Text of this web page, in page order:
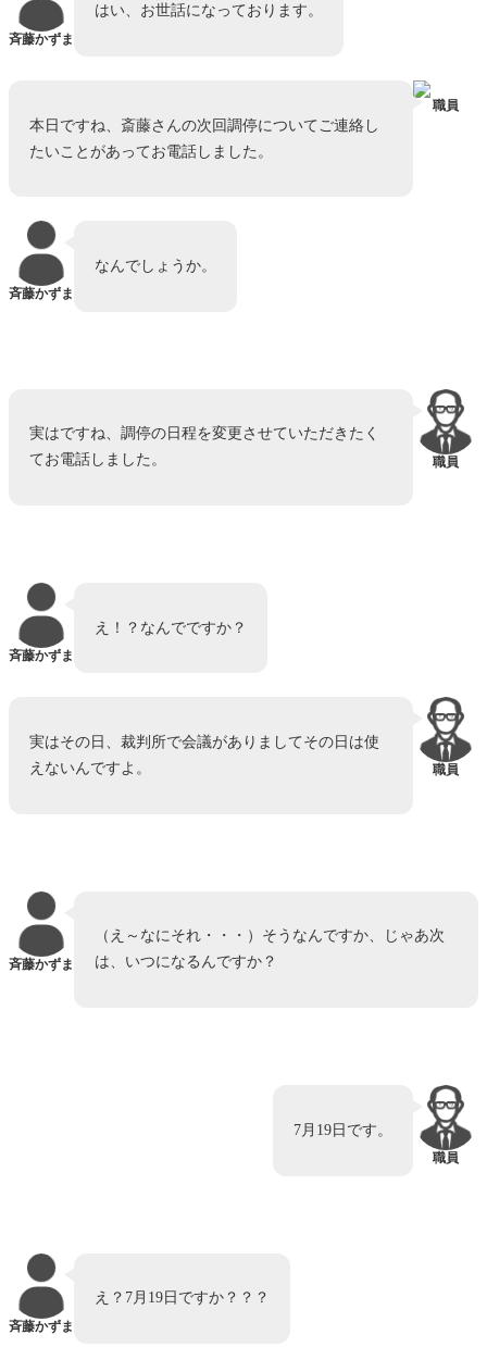
斉藤かずま
はい、お世話になっております。
職員
本日ですね、斎藤さんの次回調停についてご連絡し
たいことがあってお電話しました。
斉藤かずま
なんでしょうか。
職員
実はですね、調停の日程を変更させていただきたく
てお電話しました。
斉藤かずま
え！？なんでですか？
職員
実はその日、裁判所で会議がありましてその日は使
えないんですよ。
斉藤かずま
（え～なにそれ・・・）そうなんですか、じゃあ次
は、いつになるんですか？
職員
7月19日です。
斉藤かずま
え？7月19日ですか？？？